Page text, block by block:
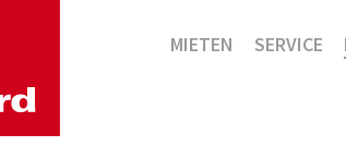
MIETEN SERVICE